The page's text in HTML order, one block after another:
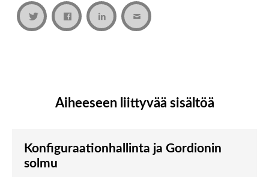
Aiheeseen liittyvää sisältöä
Konfiguraationhallinta ja Gordionin
solmu